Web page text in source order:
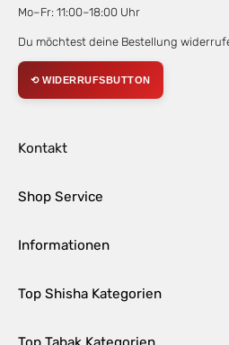
Mo–Fr: 11:00–18:00 Uhr
Du möchtest deine Bestellung
⟲ WIDERRUFSBUTTON
Kontakt
Shop Service
Informationen
Top Shisha Kategorien